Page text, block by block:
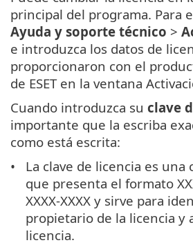
principal del programa. Para
Ayuda y soporte técnico >
e introduzca los datos de
proporcionaron con el
de ESET en la ventana
Cuando introduzca su clave
importante que la escriba
como está escrita:
La clave de licencia es una
que presenta el formato
XXXX-XXXX y sirve para
propietario de la licencia y
licencia.